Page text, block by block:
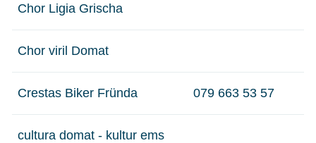
Chor Ligia Grischa
Chor viril Domat
Crestas Biker Fründa 079 663 53 57
cultura domat - kultur ems